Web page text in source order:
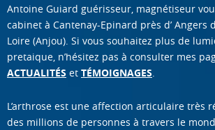
Antoine Guiard guérisseur, magnétiseur
cabinet à Cantenay-Epinard près d’ Angers
Loire (Anjou). Si vous souhaitez plus de
pretaique, n’hésitez pas à consulter mes
ACTUALITÉS et TÉMOIGNAGES.
L’arthrose est une affection articulaire très
des millions de personnes à travers le